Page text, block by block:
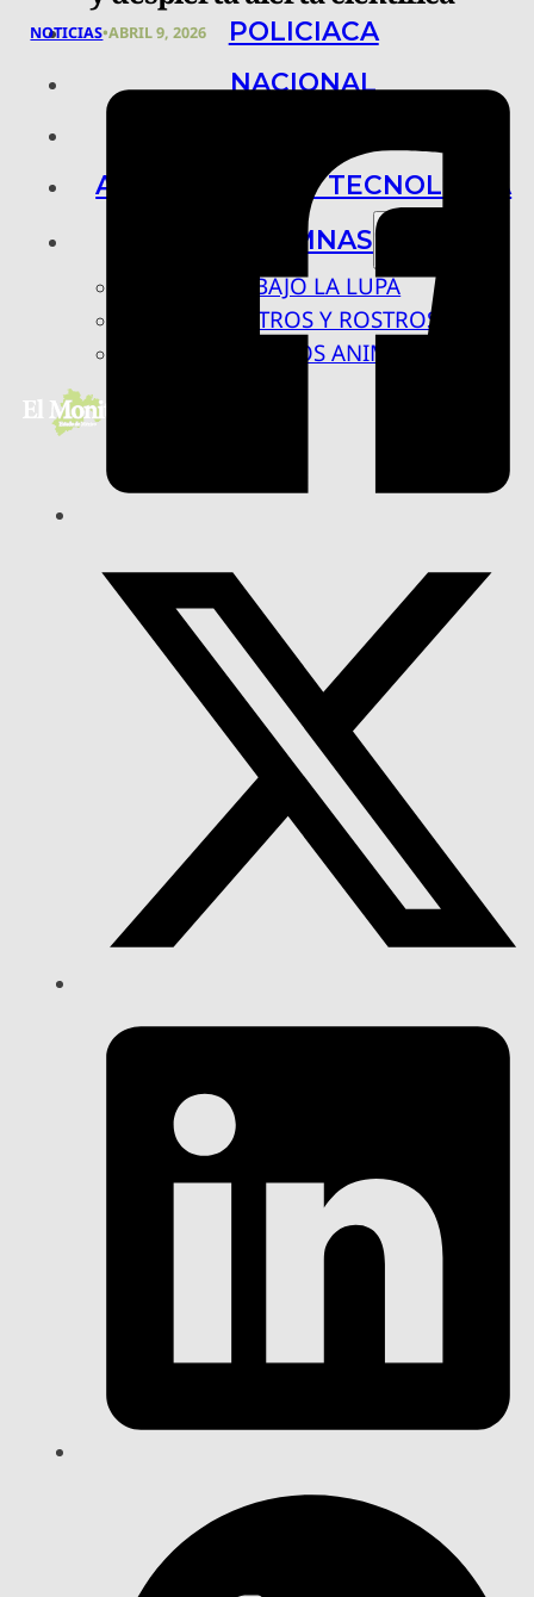
POLICIACA
NACIONAL
ARTE, CIENCIA Y TECNOLOGÍA
COLUMNAS
BAJO LA LUPA
RASTROS Y ROSTROS
VÍNCULOS ANIMALES
NOTICIAS•ABRIL 9, 2026